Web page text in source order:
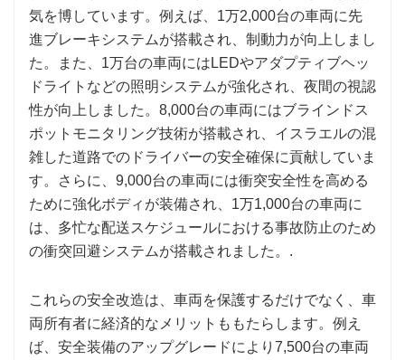
気を博しています。例えば、1万2,000台の車両に先
進ブレーキシステムが搭載され、制動力が向上しまし
た。また、1万台の車両にはLEDやアダプティブヘッ
ドライトなどの照明システムが強化され、夜間の視認
性が向上しました。8,000台の車両にはブラインドス
ポットモニタリング技術が搭載され、イスラエルの混
雑した道路でのドライバーの安全確保に貢献していま
す。さらに、9,000台の車両には衝突安全性を高める
ために強化ボディが装備され、1万1,000台の車両に
は、多忙な配送スケジュールにおける事故防止のため
の衝突回避システムが搭載されました。.
これらの安全改造は、車両を保護するだけでなく、車
両所有者に経済的なメリットももたらします。例え
ば、安全装備のアップグレードにより7,500台の車両